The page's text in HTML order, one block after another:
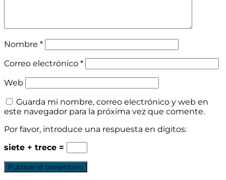
Nombre *
Correo electrónico *
Web
Guarda mi nombre, correo electrónico y web en
este navegador para la próxima vez que comente.
Por favor, introduce una respuesta en dígitos:
siete + trece =